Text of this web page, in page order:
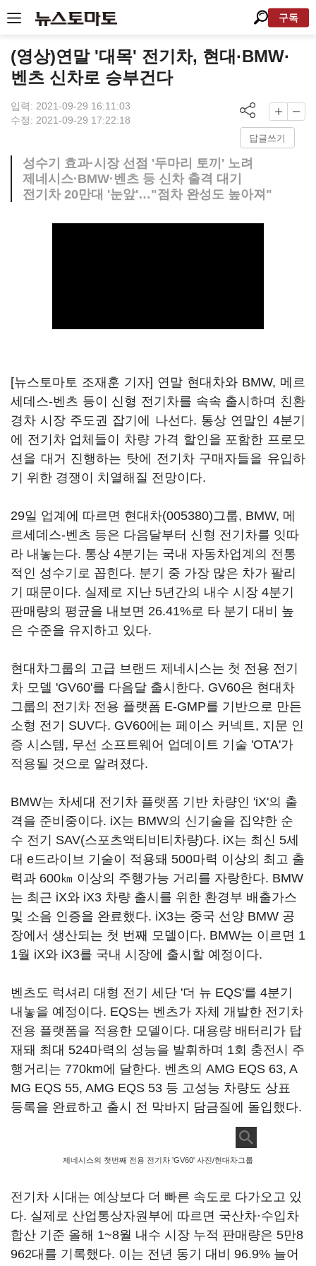
구독
(영상)연말 '대목' 전기차, 현대·BMW·
벤츠 신차로 승부건다
입력: 2021-09-29 16:11:03
수정: 2021-09-29 17:22:18
답글쓰기
성수기 효과·시장 선점 '두마리 토끼' 노려
제네시스·BMW·벤츠 등 신차 출격 대기
전기차 20만대 '눈앞'…"점차 완성도 높아져"
[뉴스토마토 조재훈 기자] 연말 현대차와 BMW, 메르
세데스-벤츠 등이 신형 전기차를 속속 출시하며 친환
경차 시장 주도권 잡기에 나선다. 통상 연말인 4분기
에 전기차 업체들이 차량 가격 할인을 포함한 프로모
션을 대거 진행하는 탓에 전기차 구매자들을 유입하
기 위한 경쟁이 치열해질 전망이다.
29일 업계에 따르면 현대차(005380)그룹, BMW, 메
르세데스-벤츠 등은 다음달부터 신형 전기차를 잇따
라 내놓는다. 통상 4분기는 국내 자동차업계의 전통
적인 성수기로 꼽힌다. 분기 중 가장 많은 차가 팔리
기 때문이다. 실제로 지난 5년간의 내수 시장 4분기
판매량의 평균을 내보면 26.41%로 타 분기 대비 높
은 수준을 유지하고 있다.
현대차그룹의 고급 브랜드 제네시스는 첫 전용 전기
차 모델 'GV60'를 다음달 출시한다. GV60은 현대차
그룹의 전기차 전용 플랫폼 E-GMP를 기반으로 만든
소형 전기 SUV다. GV60에는 페이스 커넥트, 지문 인
증 시스템, 무선 소프트웨어 업데이트 기술 'OTA'가
적용될 것으로 알려졌다.
BMW는 차세대 전기차 플랫폼 기반 차량인 'iX'의 출
격을 준비중이다. iX는 BMW의 신기술을 집약한 순
수 전기 SAV(스포츠액티비티차량)다. iX는 최신 5세
대 e드라이브 기술이 적용돼 500마력 이상의 최고 출
력과 600㎞ 이상의 주행가능 거리를 자랑한다. BMW
는 최근 iX와 iX3 차량 출시를 위한 환경부 배출가스
및 소음 인증을 완료했다. iX3는 중국 선양 BMW 공
장에서 생산되는 첫 번째 모델이다. BMW는 이르면 1
1월 iX와 iX3를 국내 시장에 출시할 예정이다.
벤츠도 럭셔리 대형 전기 세단 '더 뉴 EQS'를 4분기
내놓을 예정이다. EQS는 벤츠가 자체 개발한 전기차
전용 플랫폼을 적용한 모델이다. 대용량 배터리가 탑
재돼 최대 524마력의 성능을 발휘하며 1회 충전시 주
행거리는 770km에 달한다. 벤츠의 AMG EQS 63, A
MG EQS 55, AMG EQS 53 등 고성능 차량도 상표
등록을 완료하고 출시 전 막바지 담금질에 돌입했다.
제네시스의 첫번째 전용 전기차 'GV60' 사진/현대차그룹
전기차 시대는 예상보다 더 빠른 속도로 다가오고 있
다. 실제로 산업통상자원부에 따르면 국산차·수입차
합산 기준 올해 1~8월 내수 시장 누적 판매량은 5만8
962대를 기록했다. 이는 전년 동기 대비 96.9% 늘어